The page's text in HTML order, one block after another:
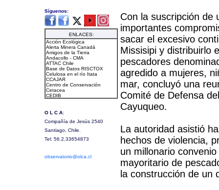
Con la suscripción de
importantes
sacar el excesivo
Missisipi y distribuirlo
pescadores
agredido a mujeres,
mar, concluyó una
Comité de Defensa
Cayuqueo.
La autoridad asistió
hechos de violencia,
un millonario
mayoritario de
la construcción de un